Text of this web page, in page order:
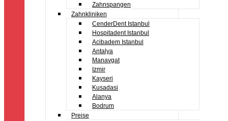
Zahnspangen
Zahnkliniken
CenderDent Istanbul
Hospitadent Istanbul
Acibadem Istanbul
Antalya
Manavgat
Izmir
Kayseri
Kusadasi
Alanya
Bodrum
Preise